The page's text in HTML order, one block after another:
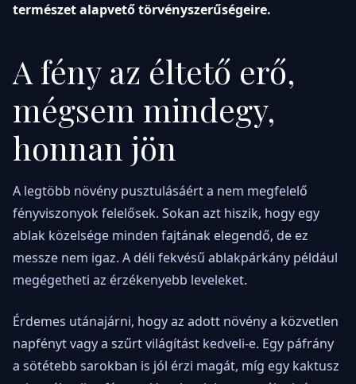
természet alapvető törvényszerűségeire.
A fény az éltető erő,
mégsem mindegy,
honnan jön
A legtöbb növény pusztulásáért a nem megfelelő
fényviszonyok felelősek. Sokan azt hiszik, hogy egy
ablak közelsége minden fajtának elegendő, de ez
messze nem igaz. A déli fekvésű ablakpárkány például
megégetheti az érzékenyebb leveleket.
Érdemes utánajárni, hogy az adott növény a közvetlen
napfényt vagy a szűrt világítást kedveli-e. Egy páfrány
a sötétebb sarokban is jól érzi magát, míg egy kaktusz